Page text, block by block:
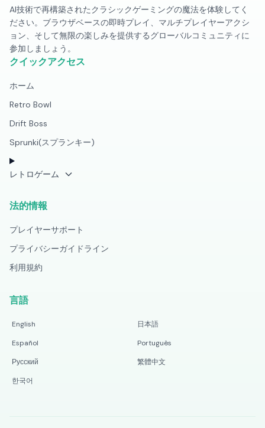
AI技術で再構築されたクラシックゲーミングの魔法を体験してく
ださい。ブラウザベースの即時プレイ、マルチプレイヤーアクシ
ョン、そして無限の楽しみを提供するグローバルコミュニティに
参加しましょう。
クイックアクセス
ホーム
Retro Bowl
Drift Boss
Sprunki(スプランキー)
レトロゲーム
法的情報
プレイヤーサポート
プライバシーガイドライン
利用規約
言語
English
日本語
Español
Português
Русский
繁體中文
한국어